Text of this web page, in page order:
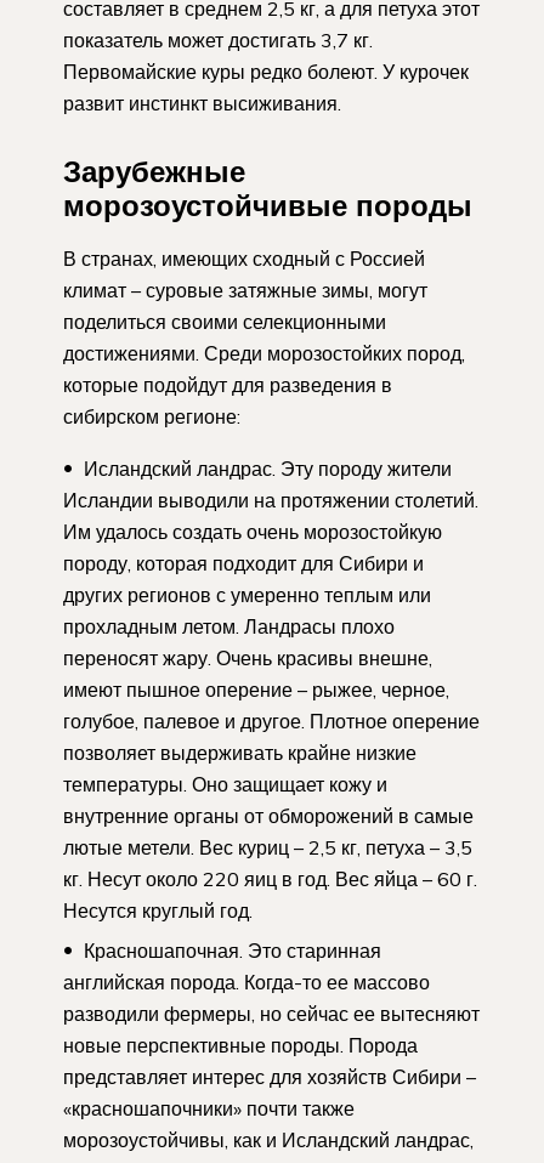
составляет в среднем 2,5 кг, а для петуха этот
показатель может достигать 3,7 кг.
Первомайские куры редко болеют. У курочек
развит инстинкт высиживания.
Зарубежные
морозоустойчивые породы
В странах, имеющих сходный с Россией
климат – суровые затяжные зимы, могут
поделиться своими селекционными
достижениями. Среди морозостойких пород,
которые подойдут для разведения в
сибирском регионе:
Исландский ландрас. Эту породу жители
Исландии выводили на протяжении столетий.
Им удалось создать очень морозостойкую
породу, которая подходит для Сибири и
других регионов с умеренно теплым или
прохладным летом. Ландрасы плохо
переносят жару. Очень красивы внешне,
имеют пышное оперение – рыжее, черное,
голубое, палевое и другое. Плотное оперение
позволяет выдерживать крайне низкие
температуры. Оно защищает кожу и
внутренние органы от обморожений в самые
лютые метели. Вес куриц – 2,5 кг, петуха – 3,5
кг. Несут около 220 яиц в год. Вес яйца – 60 г.
Несутся круглый год.
Красношапочная. Это старинная
английская порода. Когда-то ее массово
разводили фермеры, но сейчас ее вытесняют
новые перспективные породы. Порода
представляет интерес для хозяйств Сибири –
«красношапочники» почти также
морозоустойчивы, как и Исландский ландрас,